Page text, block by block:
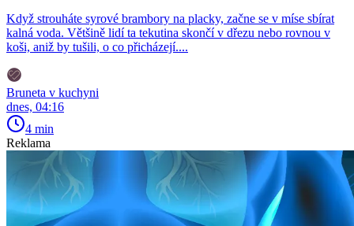
Když strouháte syrové brambory na placky, začne se v míse sbírat
kalná voda. Většině lidí ta tekutina skončí v dřezu nebo rovnou v
koši, aniž by tušili, o co přicházejí....
Bruneta v kuchyni
dnes, 04:16
4 min
Reklama